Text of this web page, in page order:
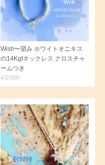
Wish〜望み ホワイトオニキス
の14Kgfネックレス クロスチャ
ームつき
¥12,000